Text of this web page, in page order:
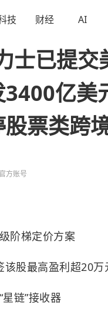
技 财经 AI
士已提交
亿美
票类跨
方账号
阶梯定价方案
该股最高盈利超20万
链”接收器